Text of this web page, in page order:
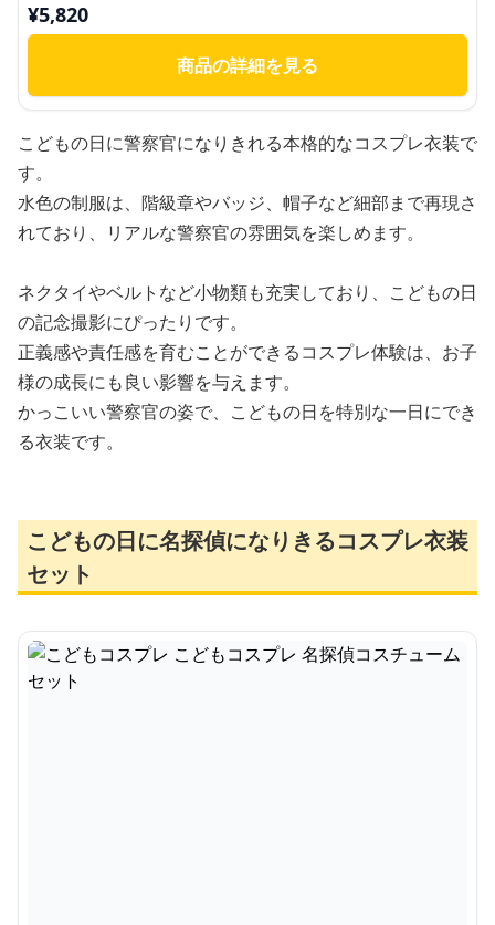
¥5,820
商品の詳細を見る
こどもの日に警察官になりきれる本格的なコスプレ衣装で
す。
水色の制服は、階級章やバッジ、帽子など細部まで再現さ
れており、リアルな警察官の雰囲気を楽しめます。
ネクタイやベルトなど小物類も充実しており、こどもの日
の記念撮影にぴったりです。
正義感や責任感を育むことができるコスプレ体験は、お子
様の成長にも良い影響を与えます。
かっこいい警察官の姿で、こどもの日を特別な一日にでき
る衣装です。
こどもの日に名探偵になりきるコスプレ衣装
セット